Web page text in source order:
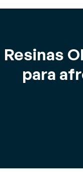
Resinas
para